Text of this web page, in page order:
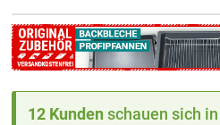
12 Kunden schauen sich